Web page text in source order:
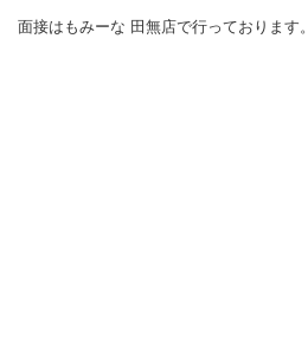
面接はもみーな 田無店で行っております。